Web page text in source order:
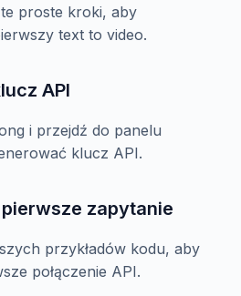
proste kroki, aby
text to video.
API
i przejdź do panelu
klucz API.
zapytanie
przykładów kodu, aby
połączenie API.